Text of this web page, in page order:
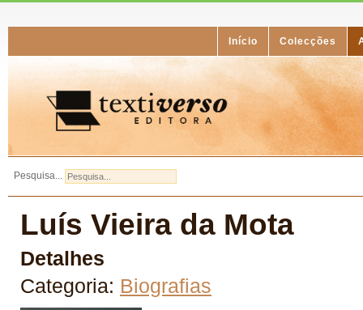
Início Colecções
Pesquisa...
Luís Vieira da Mota
Detalhes
Categoria: Biografias